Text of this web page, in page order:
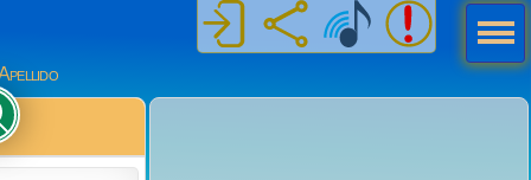
Men
ú